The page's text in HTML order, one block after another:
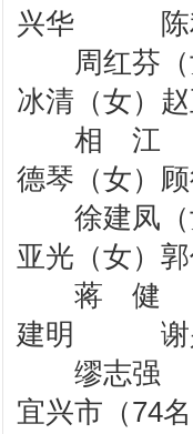
兴华 陈
周红芬
冰清（女
相 江 冒
德琴（女
徐建凤（
亚光（女）
蒋 健
建明
缪志强
宜兴市（74